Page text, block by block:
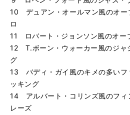
10 デュアン・オールマン風のオー
ロ
11 ロバート・ジョンソン風のオー
12 T.ボーン・ウォーカー風のジャ
グ
13 バディ・ガイ風のキメの多いフ
ッキング
14 アルバート・コリンズ風のフィ
レーズ